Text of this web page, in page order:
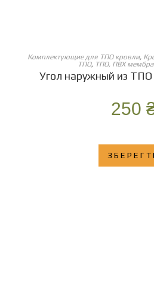
ОБЕРІТЬ
Комплектующие для ТПО кровли,
ТПО, ТПО, ПВХ
Угол наружный из
250